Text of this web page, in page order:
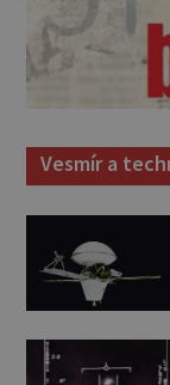
Vesmír a